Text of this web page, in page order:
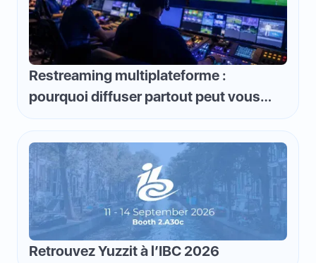
Restreaming multiplateforme :
pourquoi diffuser partout peut vous
faire perdre de l'argent et comment
inverser la logique
Retrouvez Yuzzit à l’IBC 2026